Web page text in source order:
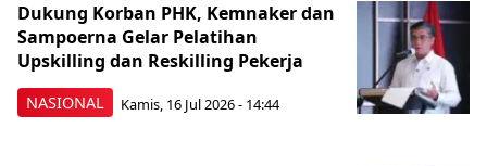
NASIONAL
Dukung Korban PHK, Kemnaker dan
Sampoerna Gelar Pelatihan
Upskilling dan Reskilling Pekerja
Kamis, 16 Jul 2026 - 14:44